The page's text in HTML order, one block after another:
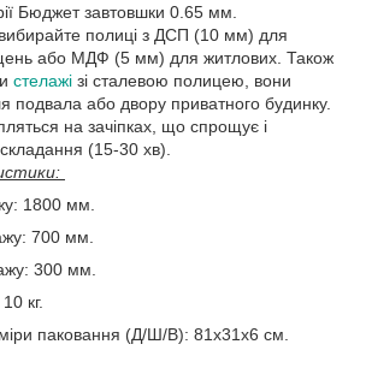
Бюджет завтовшки 0.65 мм.
полиці з ДСП (10 мм) для
або МДФ (5 мм) для житлових. Також
стелажі зі сталевою полицею, вони
подвала або двору приватного будинку.
на зачіпках, що спрощує і
(15-30 хв).
1800 мм.
700 мм.
300 мм.
кг.
паковання (Д/Ш/В): 81х31х6 см.